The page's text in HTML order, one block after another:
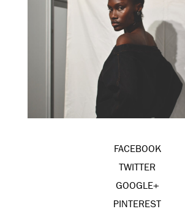
FACEBOOK
TWITTER
GOOGLE+
PINTEREST